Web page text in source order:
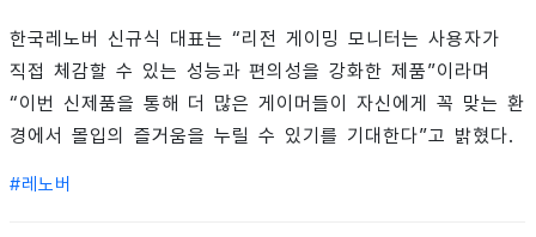
한국레노버 신규식 대표는 “리전 게이밍 모니터는 사용자가
직접 체감할 수 있는 성능과 편의성을 강화한 제품”이라며
“이번 신제품을 통해 더 많은 게이머들이 자신에게 꼭 맞는 환
경에서 몰입의 즐거움을 누릴 수 있기를 기대한다”고 밝혔다.
#레노버